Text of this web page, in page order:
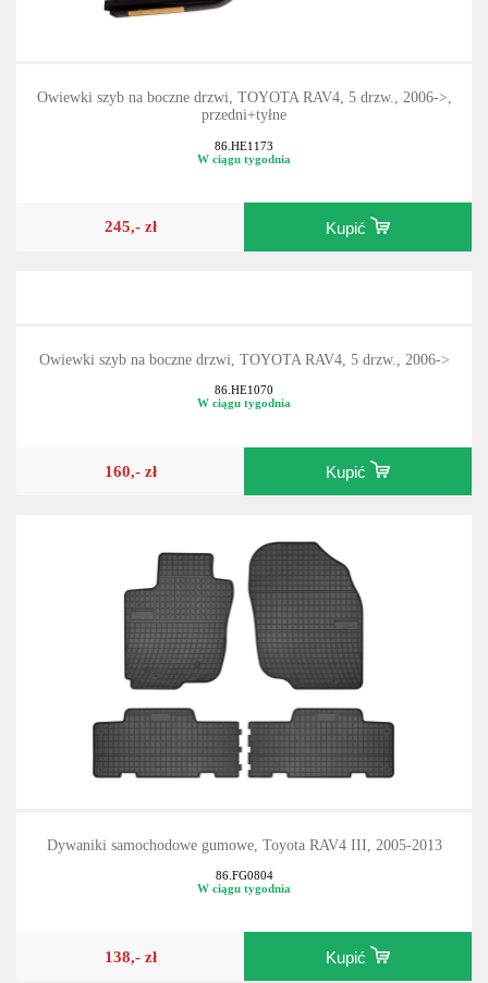
Owiewki szyb na boczne drzwi, TOYOTA RAV4, 5 drzw., 2006->,
przedni+tyłne
86.HE1173
W ciągu tygodnia
245,- zł Kupić
Owiewki szyb na boczne drzwi, TOYOTA RAV4, 5 drzw., 2006->
86.HE1070
W ciągu tygodnia
160,- zł Kupić
Dywaniki samochodowe gumowe, Toyota RAV4 III, 2005-2013
86.FG0804
W ciągu tygodnia
138,- zł Kupić